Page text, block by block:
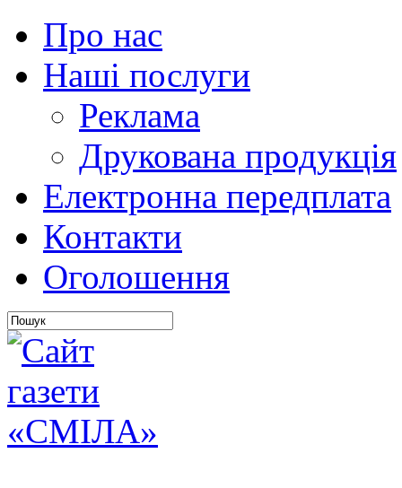
Про нас
Наші послуги
Реклама
Друкована продукція
Електронна передплата
Контакти
Оголошення